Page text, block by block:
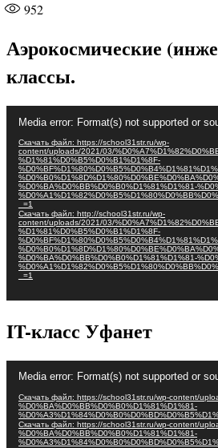
952
Аэрокосмические
классы.
Media error: Format(s) not supported or
Скачать файл: https://school31str.ru/wp-
content/uploads/2021/03/
%D1%81%D0%B5%D0%B1%D1%8F-
%D0%BA%D0%BB%D0%B0%D1%81%D1%81-
_=1
Скачать файл: http://school31str.ru/wp-
content/uploads/2021/03/
%D1%81%D0%B5%D0%B1%D1%8F-
%D0%BA%D0%BB%D0%B0%D1%81%D1%81-
_=1
IT-класс Уфанет
Видеоплеер
Media error: Format(s) not supported or
Скачать файл: https://school31str.ru/wp-content/
%D0%BA%D0%BB%D0%B0%D1%81%D1%81-
Скачать файл: https://school31str.ru/wp-content/
%D0%BA%D0%BB%D0%B0%D1%81%D1%81-